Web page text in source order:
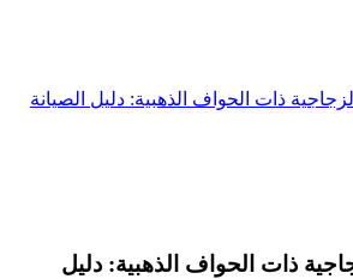
ذات الحواف الذهبية: دليل الصيانة
ذات الحواف الذهبية: دليل